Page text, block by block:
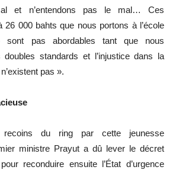
et n’entendons pas le mal… Ces
000 bahts que nous portons à l’école
pas abordables tant que nous
doubles standards et l’injustice dans la
pas ».
du ring par cette jeunesse
ministre Prayut a dû lever le décret
reconduire ensuite l’État d’urgence